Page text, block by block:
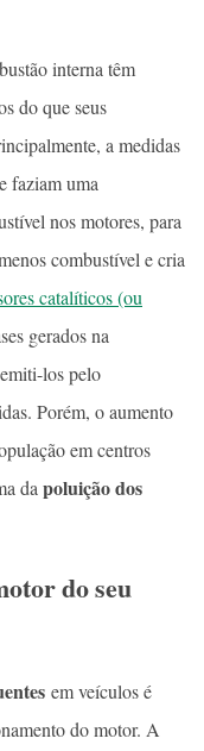
interna têm
do que seus
a medidas
faziam uma
nos motores, para
combustível e cria
catalíticos (ou
gerados na
los pelo
Porém, o aumento
em centros
da poluição dos
do seu
em veículos é
do motor. A